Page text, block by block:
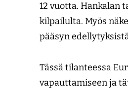
12 vuotta. Hankalan
kilpailulta. Myös
pääsyn
Tässä tilanteessa
vapauttamiseen ja